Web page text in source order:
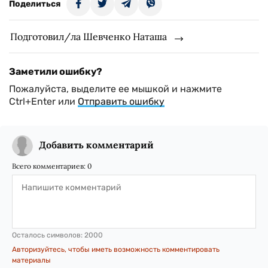
Поделиться
Подготовил/ла Шевченко Наташа
Заметили ошибку?
Пожалуйста, выделите ее мышкой и нажмите
Ctrl+Enter или Отправить ошибку
Добавить комментарий
Всего комментариев: 0
Осталось символов: 2000
Авторизуйтесь, чтобы иметь возможность комментировать
материалы